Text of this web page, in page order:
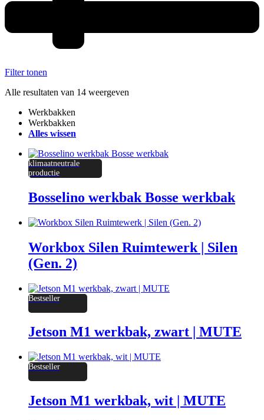
Filter tonen
Alle resultaten van 14 weergeven
Werkbakken
Werkbakken
Alles wissen
klimaatneutrale
productie
Bosselino werkbak Bosse werkbak
Workbox Silen Ruimtewerk | Silen
(Gen. 2)
Bestseller
Jetson M1 werkbak, zwart | MUTE
Bestseller
Jetson M1 werkbak, wit | MUTE